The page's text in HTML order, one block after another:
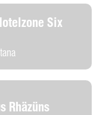
Six
Rhäzüns